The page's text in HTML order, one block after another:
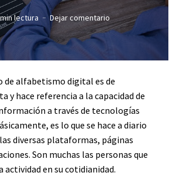
lectura Dejar comentario
de alfabetismo digital es de
y hace referencia a la capacidad de
a través de tecnologías
es lo que se hace a diario
diversas plataformas, páginas
Son muchas las personas que
actividad en su cotidianidad.